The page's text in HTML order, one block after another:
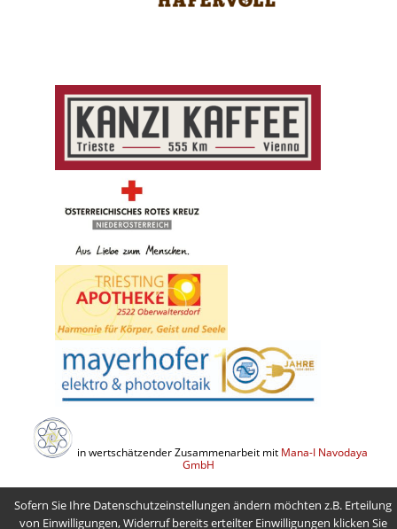
in wertschätzender Zusammenarbeit mit Mana-I Navodaya
GmbH
Sofern Sie Ihre Datenschutzeinstellungen ändern möchten z.B. Erteilung
von Einwilligungen, Widerruf bereits erteilter Einwilligungen klicken Sie